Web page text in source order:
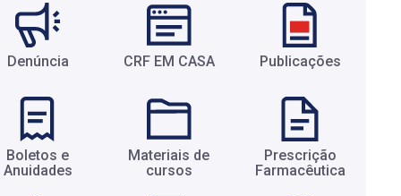
Denúncia CRF EM CASA Publicações
Boletos e
Anuidades​
Materiais de
cursos​
Prescrição
Farmacêutica​